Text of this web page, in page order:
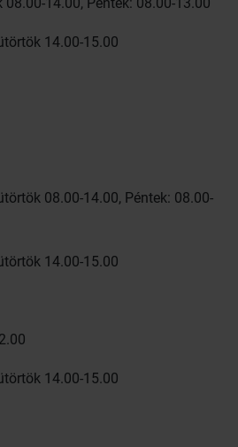
14.00-15.00
08.00-14.00, Péntek: 08.00-
14.00-15.00
14.00-15.00